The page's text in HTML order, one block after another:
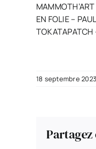
EN FOLIE –
TOKATAPATCH
18 septembre 2023